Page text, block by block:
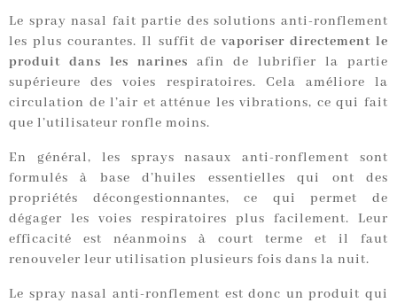
Le spray nasal fait partie des solutions anti-ronflement
les plus courantes. Il suffit de vaporiser directement le
produit dans les narines afin de lubrifier la partie
supérieure des voies respiratoires. Cela améliore la
circulation de l’air et atténue les vibrations, ce qui fait
que l’utilisateur ronfle moins.
En général, les sprays nasaux anti-ronflement sont
formulés à base d’huiles essentielles qui ont des
propriétés décongestionnantes, ce qui permet de
dégager les voies respiratoires plus facilement. Leur
efficacité est néanmoins à court terme et il faut
renouveler leur utilisation plusieurs fois dans la nuit.
Le spray nasal anti-ronflement est donc un produit qui